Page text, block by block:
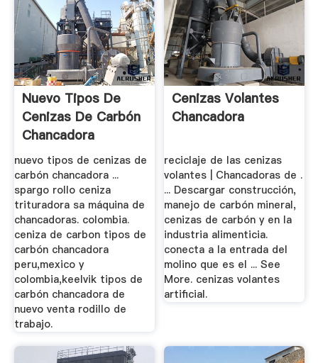
Nuevo Tipos De
Cenizas De Carbón
Chancadora
Solución ...
nuevo tipos de cenizas de
carbón chancadora ...
spargo rollo ceniza
trituradora sa máquina de
chancadoras. colombia.
ceniza de carbon tipos de
carbón chancadora
peru,mexico y
colombia,keelvik tipos de
carbón chancadora de
nuevo venta rodillo de
trabajo.
Cenizas Volantes
Chancadora
reciclaje de las cenizas
volantes | Chancadoras de .
... Descargar construcción,
manejo de carbón mineral,
cenizas de carbón y en la
industria alimenticia.
conecta a la entrada del
molino que es el ... See
More. cenizas volantes
artificial.